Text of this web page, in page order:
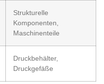
Strukturelle
Komponenten,
Maschinenteile
Druckbehälter,
Druckgefäße